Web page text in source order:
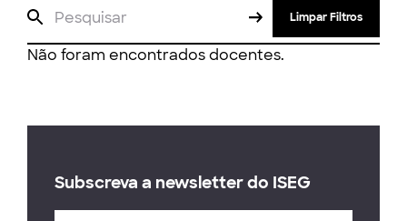
Limpar Filtros
Não foram encontrados docentes.
Subscreva a newsletter do ISEG